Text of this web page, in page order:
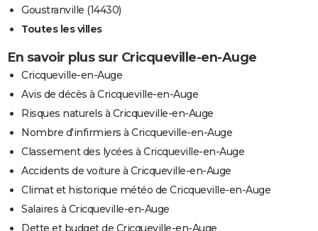
Goustranville (14430)
Toutes les villes
En savoir plus sur Cricqueville-en-Auge
Cricqueville-en-Auge
Avis de décès à Cricqueville-en-Auge
Risques naturels à Cricqueville-en-Auge
Nombre d'infirmiers à Cricqueville-en-Auge
Classement des lycées à Cricqueville-en-Auge
Accidents de voiture à Cricqueville-en-Auge
Climat et historique météo de Cricqueville-en-Auge
Salaires à Cricqueville-en-Auge
Dette et budget de Cricqueville-en-Auge